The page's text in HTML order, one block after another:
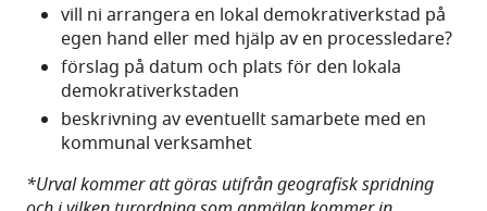
vill ni arrangera en lokal demokrativerkstad på
egen hand eller med hjälp av en processledare?
förslag på datum och plats för den lokala
demokrativerkstaden
beskrivning av eventuellt samarbete med en
kommunal verksamhet
*Urval kommer att göras utifrån geografisk spridning